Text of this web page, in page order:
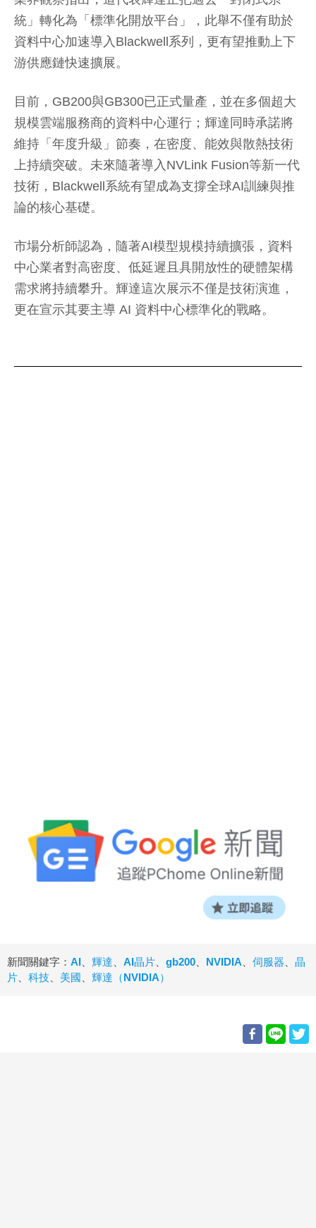
統」轉化為「標準化開放平台」，此舉不僅有助於
資料中心加速導入Blackwell系列，更有望推動上下
游供應鏈快速擴展。
目前，GB200與GB300已正式量產，並在多個超大
規模雲端服務商的資料中心運行；輝達同時承諾將
維持「年度升級」節奏，在密度、能效與散熱技術
上持續突破。未來隨著導入NVLink Fusion等新一代
技術，Blackwell系統有望成為支撐全球AI訓練與推
論的核心基礎。
市場分析師認為，隨著AI模型規模持續擴張，資料
中心業者對高密度、低延遲且具開放性的硬體架構
需求將持續攀升。輝達這次展示不僅是技術演進，
更在宣示其要主導 AI 資料中心標準化的戰略。
新聞關鍵字： AI 輝達 AI晶片 gb200 NVIDIA 伺服器
晶
片
科技 美國 輝達（NVIDIA）